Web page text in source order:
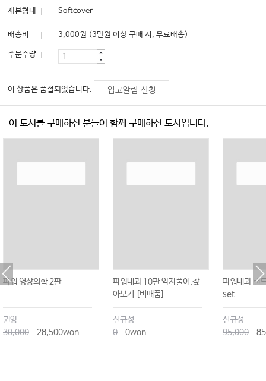
제본형태
Softcover
배송비 3,000원 (3만원 이상 구매 시, 무료배송)
주문수량
이 상품은 품절되었습니다. 입고알림 신청
이 도서를 구매하신 분들이 함께 구매하신 도서입니다.
파워 영상의학 2판
권양
30,000
28,500won
파워내과 10판 약자풀이,찾
아보기 [비매품]
신규성
0
0won
파워내과 핸
set
신규성
95,000